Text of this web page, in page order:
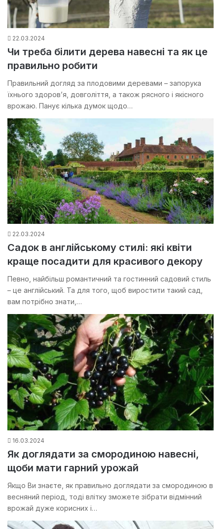
22.03.2024
Чи треба білити дерева навесні та як це
правильно робити
Правильний догляд за плодовими деревами – запорука
їхнього здоров’я, довголіття, а також рясного і якісного
врожаю. Панує кілька думок щодо…
22.03.2024
Садок в англійському стилі: які квіти
краще посадити для красивого декору
Певно, найбільш романтичний та гостинний садовий стиль
– це англійський. Та для того, щоб виростити такий сад,
вам потрібно знати,…
16.03.2024
Як доглядати за смородиною навесні,
щоби мати гарний урожай
Якщо Ви знаєте, як правильно доглядати за смородиною в
весняний період, тоді влітку зможете зібрати відмінний
врожай дуже корисних і…